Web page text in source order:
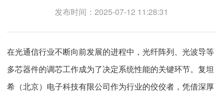
发布时间：2025-07-12 11:28:31
在光通信行业不断向前发展的进程中，光纤阵列、光波导等
多芯器件的调芯工作成为了决定系统性能的关键环节。复坦
希（北京）电子科技有限公司作为行业的佼佼者，凭借深厚